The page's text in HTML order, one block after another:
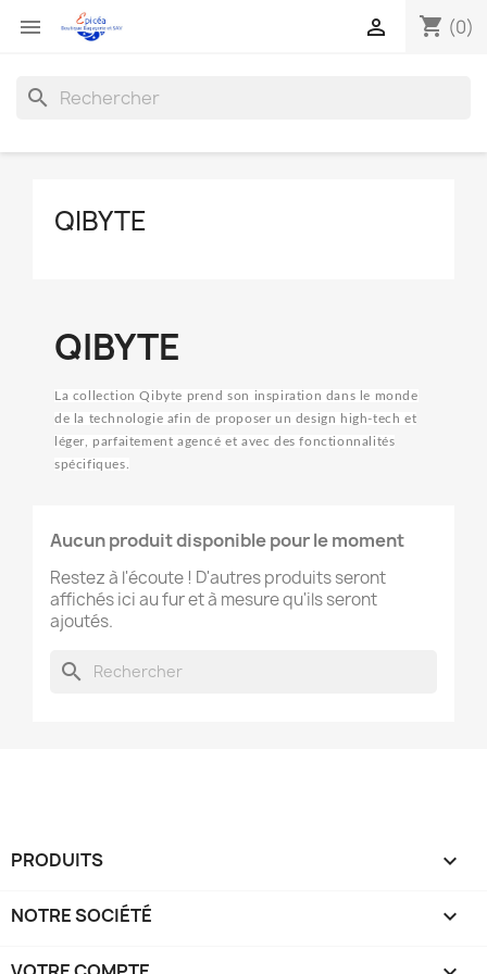
 shopping_cart (0)

search
QIBYTE
QIBYTE
La collection Qibyte prend son inspiration dans le monde
de la technologie afin de proposer un design high-tech et
léger, parfaitement agencé et avec des fonctionnalités
spécifiques.
Aucun produit disponible pour le moment
Restez à l'écoute ! D'autres produits seront
affichés ici au fur et à mesure qu'ils seront
ajoutés.
search
PRODUITS 
NOTRE SOCIÉTÉ 